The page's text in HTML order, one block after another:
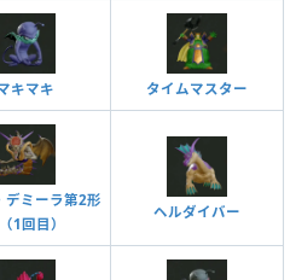
キマキ タイムマスター
デミーラ第2形
1回目）
ヘルダイバー